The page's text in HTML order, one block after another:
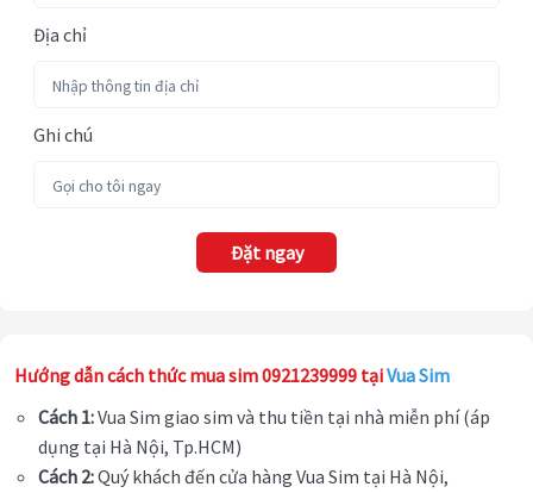
Địa chỉ
Ghi chú
Đặt ngay
Hướng dẫn cách thức mua sim 0921239999 tạiVua Sim
Cách 1:Vua Sim giao sim và thu tiền tại nhà miễn phí (áp
dụng tại Hà Nội, Tp.HCM)
Cách 2:Quý khách đến cửa hàng Vua Sim tại Hà Nội,